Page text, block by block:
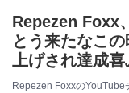
Repezen Foxx
とう来たなこ
上げされ達成
Repezen Foxxの